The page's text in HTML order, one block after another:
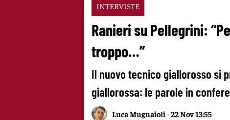
INTERVISTE
Ranieri su Pellegrini:
troppo…”
Il nuovo tecnico giallorosso si
giallorossa: le parole in
Luca Mugnaioli -22 Nov 13:55